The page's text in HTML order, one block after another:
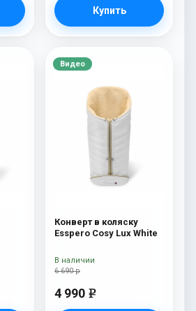
Купить
Видео
Конверт в коляску
Esspero Cosy Lux White
6 690 р
4 990 e
В наличии